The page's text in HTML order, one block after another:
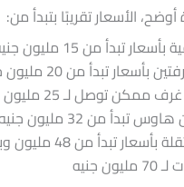
الأسعار تقريبًا بتبدأ من:
تبدأ من 15 مليون جنيه
تبدأ من 20 مليون جنيه
من 32 مليون جنيه
فيلات مستقلة
جنيه